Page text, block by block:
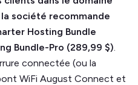
société recommande
Hosting Bundle
Bundle-Pro (289,99 $)
connectée (ou la
WiFi August Connect et